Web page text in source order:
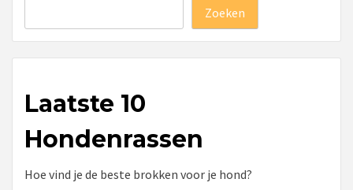
Zoeken
Laatste 10
Hondenrassen
Hoe vind je de beste brokken voor je hond?